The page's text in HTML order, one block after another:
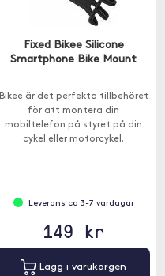
Fixed Bikee Silicone
Smartphone Bike Mount
Bikee är det perfekta tillbehöret
för att montera din
mobiltelefon på styret på din
cykel eller motorcykel.
Leverans ca 3-7 vardagar
149 kr
Lägg i varukorgen